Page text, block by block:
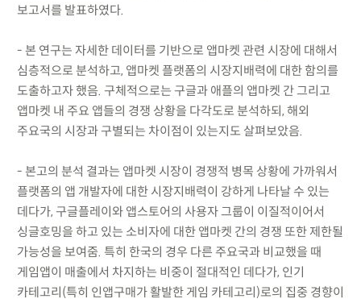
보고서를 발표하였다.
- 본 연구는 자세한 데이터를 기반으로 앱마켓 관련 시장에 대해서
심층적으로 분석하고, 앱마켓 플랫폼의 시장지배력에 대한 함의를
도출하고자 했음. 구체적으로는 구글과 애플의 앱마켓 간 그리고
앱마켓 내 주요 앱들의 경쟁 상황을 다각도로 분석하되, 해외
주요국의 시장과 구별되는 차이점이 있는지도 살펴보았음.
- 본고의 분석 결과는 앱마켓 시장이 경쟁적 병목 상황에 가까워서
플랫폼의 앱 개발자에 대한 시장지배력이 강하게 나타날 수 있는
데다가, 구글플레이와 앱스토어의 사용자 그룹이 이질적이어서
싱글호밍을 하고 있는 소비자에 대한 앱마켓 간의 경쟁 또한 제한될
가능성을 보여줌. 특히 한국의 경우 다른 주요국과 비교했을 때
게임앱이 매출에서 차지하는 비중이 절대적인 데다가, 인기
카테고리(특히 인앱구매가 활발한 게임 카테고리)로의 집중 경향이